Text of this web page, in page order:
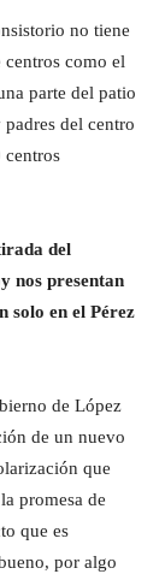
no tiene
centros como el
parte del patio
del centro
centros
del
nos presentan
solo en el Pérez
de López
de un nuevo
que
promesa de
que es
por algo